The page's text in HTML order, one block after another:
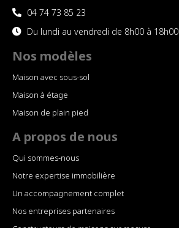
04 74 73 85 23
Du lundi au vendredi de 8h00 à 18h00
Nos modèles
Maison avec sous-sol
Maison à étage
Maison de plain pied
A propos de nous
Qui sommes-nous
Notre expertise immobilière
Un accompagnement complet
Nos entreprises partenaires